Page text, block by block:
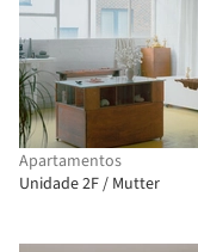
Apartamentos
Unidade 2F / Mutter